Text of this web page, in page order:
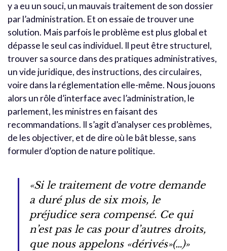
y a eu un souci, un mauvais traitement de son dossier
par l’administration. Et on essaie de trouver une
solution. Mais parfois le problème est plus global et
dépasse le seul cas individuel. Il peut être structurel,
trouver sa source dans des pratiques administratives,
un vide juridique, des instructions, des circulaires,
voire dans la réglementation elle-même. Nous jouons
alors un rôle d’interface avec l’administration, le
parlement, les ministres en faisant des
recommandations. Il s’agit d’analyser ces problèmes,
de les objectiver, et de dire où le bât blesse, sans
formuler d’option de nature politique.
«Si le traitement de votre demande
a duré plus de six mois, le
préjudice sera compensé. Ce qui
n’est pas le cas pour d’autres droits,
que nous appelons «dérivés»(…)»